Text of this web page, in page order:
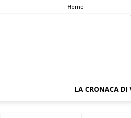
Home
LA CRONACA DI